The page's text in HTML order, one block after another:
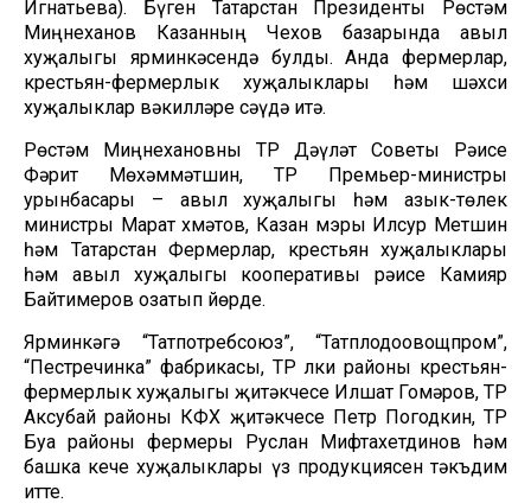
Игнатьева). Бүген Татарстан Президенты Рөстәм
Миңнеханов Казанның Чехов базарында авыл
хуҗалыгы ярминкәсендә булды. Анда фермерлар,
крестьян-фермерлык хуҗалыклары һәм шәхси
хуҗалыклар вәкилләре сәүдә итә.
Рөстәм Миңнехановны ТР Дәүләт Советы Рәисе
Фәрит Мөхәммәтшин, ТР Премьер-министры
урынбасары – авыл хуҗалыгы һәм азык-төлек
министры Марат Әхмәтов, Казан мэры Илсур Метшин
һәм Татарстан Фермерлар, крестьян хуҗалыклары
һәм авыл хуҗалыгы кооперативы рәисе Камияр
Байтимеров озатып йөрде.
Ярминкәгә “Татпотребсоюз”, “Татплодоовощпром”,
“Пестречинка” фабрикасы, ТР Әлки районы крестьян-
фермерлык хуҗалыгы җитәкчесе Илшат Гомәров, ТР
Аксубай районы КФХ җитәкчесе Петр Погодкин, ТР
Буа районы фермеры Руслан Мифтахетдинов һәм
башка кече хуҗалыклары үз продукциясен тәкъдим
итте.